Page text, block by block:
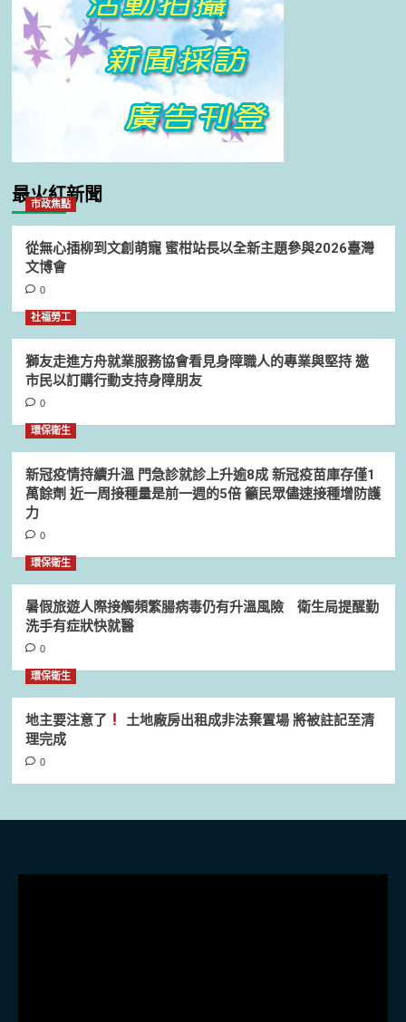
最火紅新聞
市政焦點
從無心插柳到文創萌寵 蜜柑站長以全新主題參與2026臺灣
文博會
0
社福勞工
獅友走進方舟就業服務協會看見身障職人的專業與堅持 邀
市民以訂購行動支持身障朋友
0
環保衛生
新冠疫情持續升溫 門急診就診上升逾8成 新冠疫苗庫存僅1
萬餘劑 近一周接種量是前一週的5倍 籲民眾儘速接種增防護
力
0
環保衛生
暑假旅遊人際接觸頻繁腸病毒仍有升溫風險 衛生局提醒勤
洗手有症狀快就醫
0
環保衛生
地主要注意了
土地廠房出租成非法棄置場 將被註記至清
理完成
0